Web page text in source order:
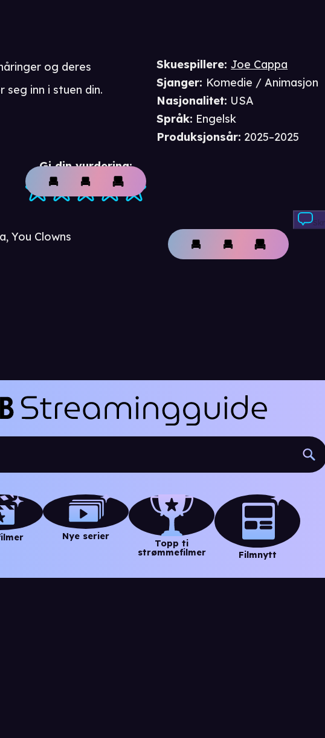
Gi din vurdering:
You Clowns
Skuespillere:Joe Cappa
Sjanger: Komedie / Animasjon
Nasjonalitet: USA
Språk: Engelsk
Produksjonsår: 2025–2025
og deres
inn i stuen din.
Nye serier
Topp ti
strømmefilmer
Filmnytt